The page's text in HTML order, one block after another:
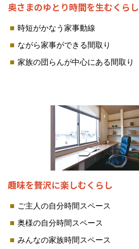
奥さまのゆとり時間を生むくらし
時短がかなう家事動線
ながら家事ができる間取り
家族の団らんが中心にある間取り
趣味を贅沢に楽しむくらし
ご主人の自分時間スペース
奥様の自分時間スペース
みんなの家族時間スペース